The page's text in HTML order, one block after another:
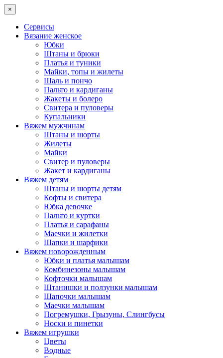
×
Сервисы
Вязание женское
Юбки
Штаны и брюки
Платья и туники
Майки, топы и жилеты
Шаль и пончо
Пальто и кардиганы
Жакеты и болеро
Свитера и пуловеры
Купальники
Вяжем мужчинам
Штаны и шорты
Жилеты
Майки
Свитер и пуловеры
Жакет и кардиганы
Вяжем детям
Штаны и шорты детям
Кофты и свитера
Юбка девочке
Пальто и куртки
Платья и сарафаны
Маечки и жилетки
Шапки и шарфики
Вяжем новорожденным
Юбки и платья малышам
Комбинезоны малышам
Кофточки малышам
Штанишки и ползунки малышам
Шапочки малышам
Маечки малышам
Погремушки, Грызуны, Слингбусы
Носки и пинетки
Вяжем игрушки
Цветы
Водные